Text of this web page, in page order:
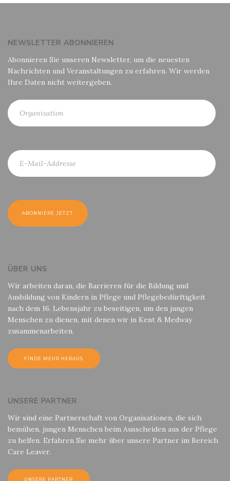
NEWSLETTER ABONNIEREN
Abonnieren Sie unseren Newsletter, um die neuesten
Nachrichten und Veranstaltungen zu erfahren. Wir werden
Ihre Daten nicht weitergeben.
ÜBER UNS
Wir arbeiten daran, die Barrieren für die Bildung und
Ausbildung von Kindern in Pflege und Pflegebedürftigkeit
nach dem 16. Lebensjahr zu beseitigen, um den jungen
Menschen zu dienen, mit denen wir in Kent & Medway
zusammenarbeiten.
FINDE MEHR HERAUS
UNSERE PARTNER
Wir sind eine Partnerschaft von Organisationen, die sich
bemühen, jungen Menschen beim Ausscheiden aus der Pflege
zu helfen. Erfahren Sie mehr über unsere Partner im Bereich
Care Leaver.
UNSERE PARTNER